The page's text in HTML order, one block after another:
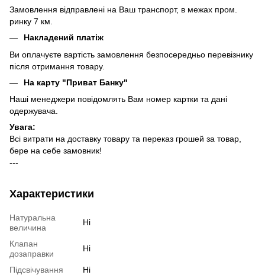
Замовлення відправлені на Ваш транспорт, в межах пром.
ринку 7 км.
Накладений платіж
Ви оплачуєте вартість замовлення безпосередньо перевізнику
після отримання товару.
На карту "Приват Банку"
Наші менеджери повідомлять Вам номер картки та дані
одержувача.
Увага:
Всі витрати на доставку товару та переказ грошей за товар,
бере на себе замовник!
---
Характеристики
Натуральна
величина
Ні
Клапан
дозаправки
Ні
Підсвічування Ні